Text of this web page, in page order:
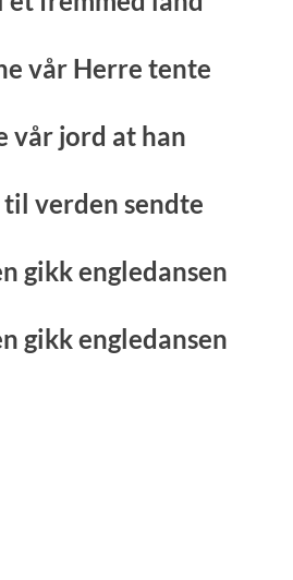
vår Herre tente
vår jord at han
til verden sendte
gikk engledansen
gikk engledansen